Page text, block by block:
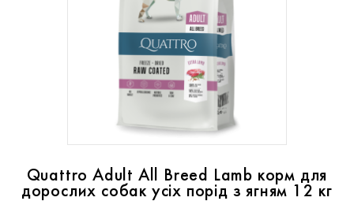
Quattro Adult All Breed Lamb корм для
дорослих собак усіх порід з ягням 12 кг